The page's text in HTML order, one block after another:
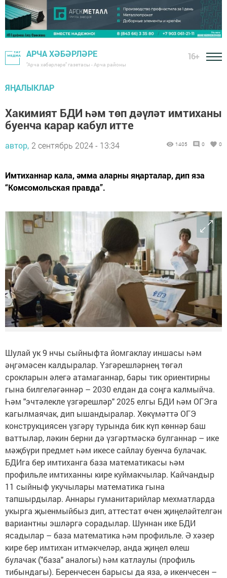
АРЧА ХӘБӘРЛӘРЕ
"Арча хәбәрләре" газетасы - Арча районы
16+
ЯҢАЛЫКЛАР
Хакимият БДИ һәм төп дәүләт имтиханы
буенча карар кабул итте
автор, 2 сентябрь 2024 - 13:34 1405 0 0
Имтиханнар кала, әмма аларны яңарталар, дип яза
“Комсомольская правда”.
Шулай ук 9 нчы сыйныфта йомгаклау иншасы һәм
әңгәмәсен калдыралар. Үзгәрешләрнең төгәл
срокларын әлегә атамаганнар, бары тик ориентирны
гына билгеләгәннәр – 2030 елдан да соңга калмыйча.
Һәм "эчтәлекле үзгәрешләр" 2025 елгы БДИ һәм ОГЭга
кагылмаячак, дип ышандыралар. Хөкүмәттә ОГЭ
конструкциясен үзгәрү турында бик күп көннәр баш
ваттылар, ләкин берни дә үзгәртмәскә булганнар – ике
мәҗбүри предмет һәм икесе сайлау буенча булачак.
БДИга бер имтиханга база математикасы һәм
профильле имтиханны кире куймакчылар. Кайчандыр
11 сыйныф укучылары математика гына
тапшырдылар. Аннары гуманитарийлар мехматларда
укырга җыенмыйбыз дип, аттестат өчен җиңеләйтелгән
вариантны эшләргә сорадылар. Шуннан ике БДИ
ясадылар – база математика һәм профильле. Ә хәзер
кире бер имтихан итмәкчеләр, анда җиңел өлеш
булачак ("база" аналогы) һәм катлаулы (профиль
тибындагы). Беренчесен барысы да яза, ә икенчесен –